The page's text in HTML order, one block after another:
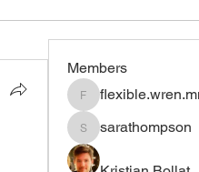
Members
flexible.wren.mnzj
sarathompson
sarathompson